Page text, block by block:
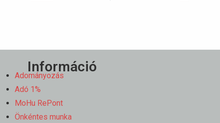
Információ
Adományozás
Adó 1%
MoHu RePont
Önkéntes munka